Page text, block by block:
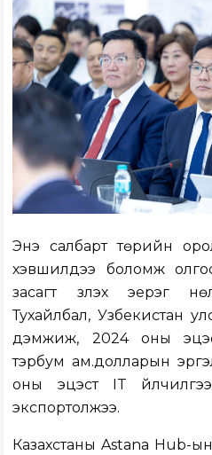
Энэ салбарт төрийн
хэвшилдээ боломж
засагт үзүүлэх эерэг
Тухайлбал, Узбекистан
дэмжиж, 2024 оны
тэрбум ам.долларын
оны эцэст IT
экспортолжээ.
Казахстаны Astana Hub-